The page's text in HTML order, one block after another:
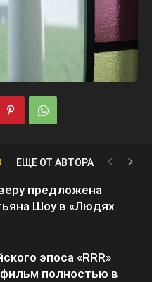
ЕЩЕ ОТ АВТОРА
предложена
Шоу в «Людях
эпоса «RRR»
полностью в